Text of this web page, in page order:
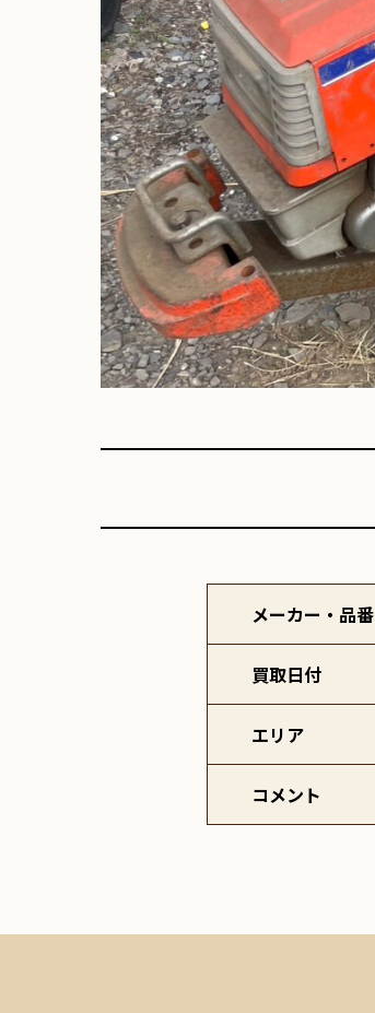
メーカー・品番
買取日付
エリア
コメント